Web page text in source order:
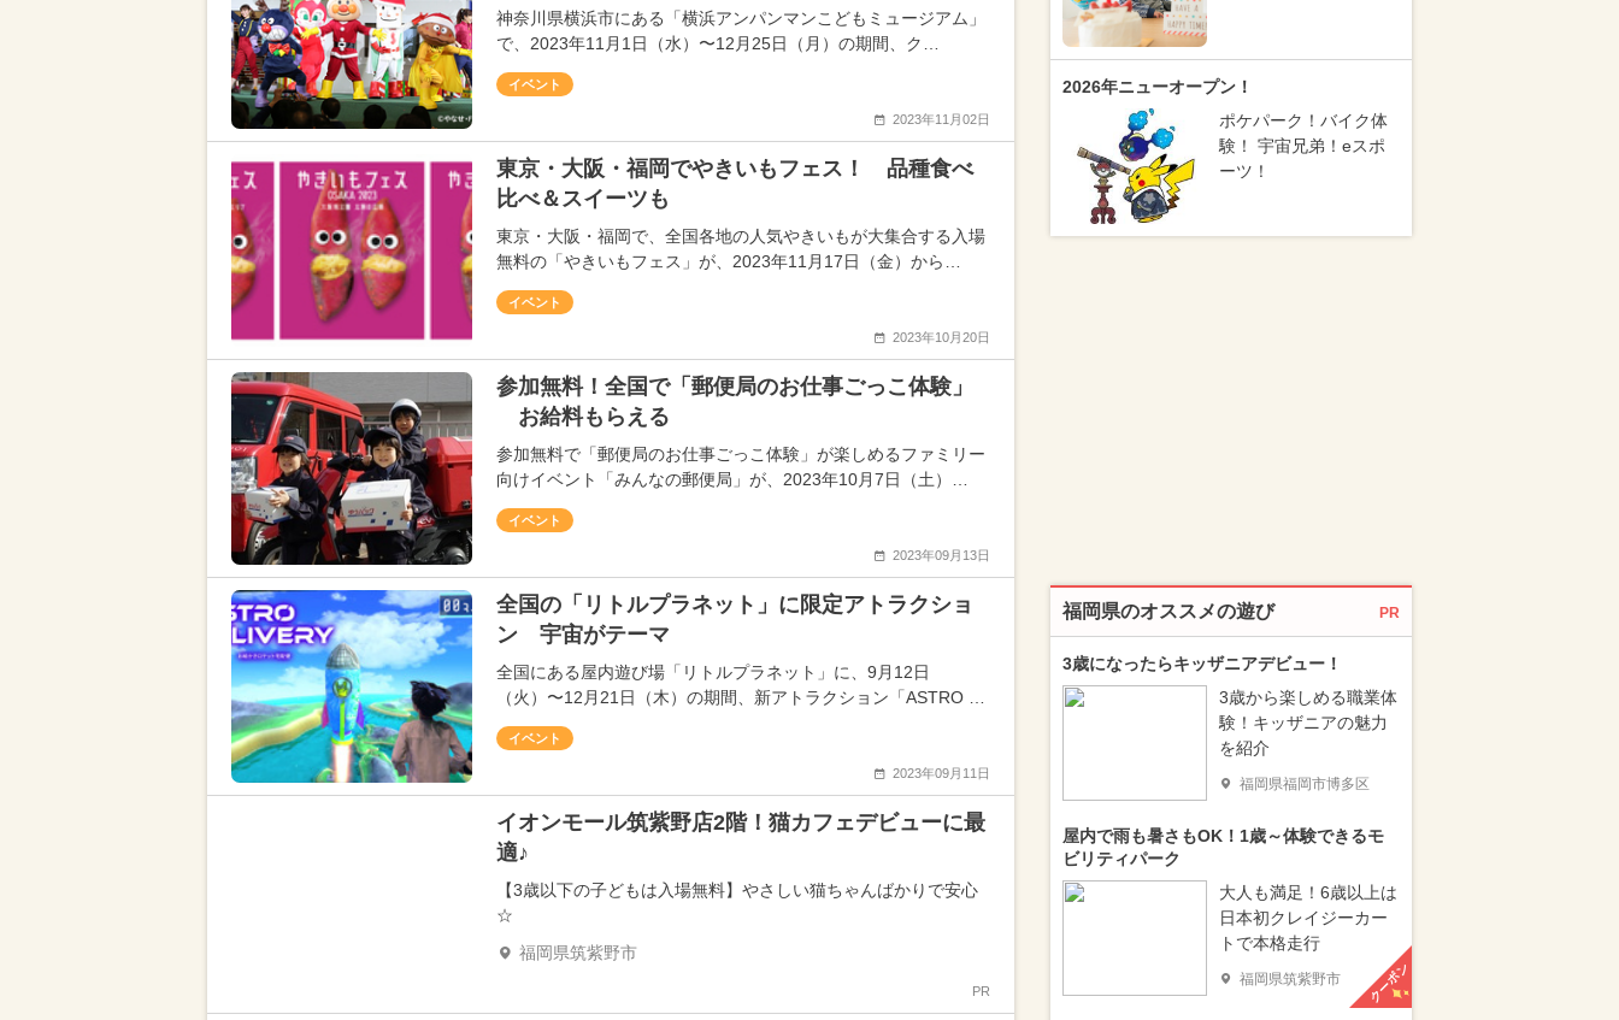
神奈川県横浜市にある「横浜アンパンマンこどもミュージアム」
で、2023年11月1日（水）〜12月25日（月）の期間、ク…
イベント
2023年11月02日
東京・大阪・福岡でやきいもフェス！ 品種食べ
比べ＆スイーツも
東京・大阪・福岡で、全国各地の人気やきいもが大集合する入場
無料の「やきいもフェス」が、2023年11月17日（金）から…
イベント
2023年10月20日
参加無料！全国で「郵便局のお仕事ごっこ体験」
お給料もらえる
参加無料で「郵便局のお仕事ごっこ体験」が楽しめるファミリー
向けイベント「みんなの郵便局」が、2023年10月7日（土）…
イベント
2023年09月13日
全国の「リトルプラネット」に限定アトラクショ
ン 宇宙がテーマ
全国にある屋内遊び場「リトルプラネット」に、9月12日
（火）〜12月21日（木）の期間、新アトラクション「ASTRO …
イベント
2023年09月11日
イオンモール筑紫野店2階！猫カフェデビューに最
適♪
【3歳以下の子どもは入場無料】やさしい猫ちゃんばかりで安心
☆
福岡県筑紫野市
PR
2026年ニューオープン！
ポケパーク！バイク体
験！ 宇宙兄弟！eスポ
ーツ！
福岡県のオススメの遊び PR
3歳になったらキッザニアデビュー！
3歳から楽しめる職業体
験！キッザニアの魅力
を紹介
福岡県福岡市博多区
屋内で雨も暑さもOK！1歳～体験できるモ
ビリティパーク
大人も満足！6歳以上は
日本初クレイジーカー
トで本格走行
福岡県筑紫野市 クーポン